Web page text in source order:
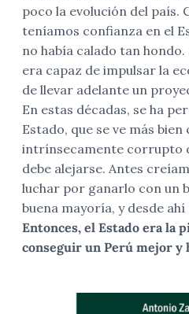
poco la evolución del país.
teníamos confianza en el
no había calado tan hondo.
era capaz de impulsar la
de llevar adelante un
En estas décadas, se ha
Estado, que se ve más
intrínsecamente corrupto
debe alejarse. Antes
luchar por ganarlo con un
buena mayoría, y desde
Entonces, el Estado era la
conseguir un Perú mejor y